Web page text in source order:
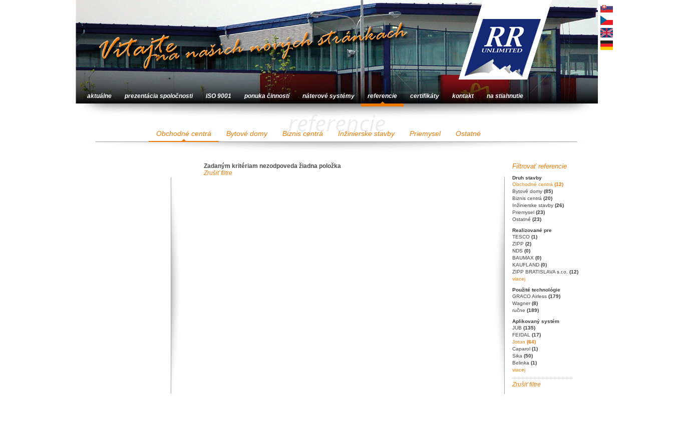
aktuálne prezentácia spoločnosti ISO 9001 ponuka činností náterové systémy referencie certifikáty kontakt na stiahnutie
Obchodné centrá Bytové domy Biznis centrá Inžinierske stavby Priemysel Ostatné
referencie
Filtrovať referencie
Druh stavby
Obchodné centrá (12)
Bytové domy (85)
Biznis centrá (20)
Inžinierske stavby (26)
Priemysel (23)
Ostatné (23)
Realizované pre
TESCO (1)
ZIPP (2)
NDS (0)
BAUMAX (0)
KAUFLAND (0)
ZIPP BRATISLAVA s.r.o. (12)
viacej
Použité technológie
GRACO Airless (179)
Wagner(8)
ručne (189)
Aplikovaný systém
JUB (135)
FEIDAL (17)
Jotun (64)
Caparol (1)
Sika (50)
Belinka (1)
viacej
Zrušiť filtre
Zadaným kritériam nezodpoveda žiadna položka
Zrušiť filtre